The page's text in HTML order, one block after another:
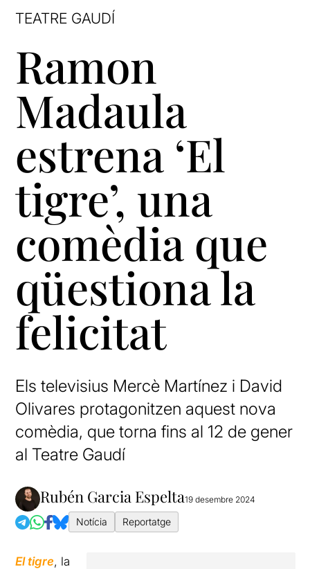
TEATRE GAUDÍ
Ramon
Madaula
estrena ‘El
tigre’, una
comèdia que
qüestiona la
felicitat
Els televisius Mercè Martínez i David
Olivares protagonitzen aquest nova
comèdia, que torna fins al 12 de gener
al Teatre Gaudí
Rubén Garcia Espelta19 desembre 2024
Notícia Reportatge
El tigre, la